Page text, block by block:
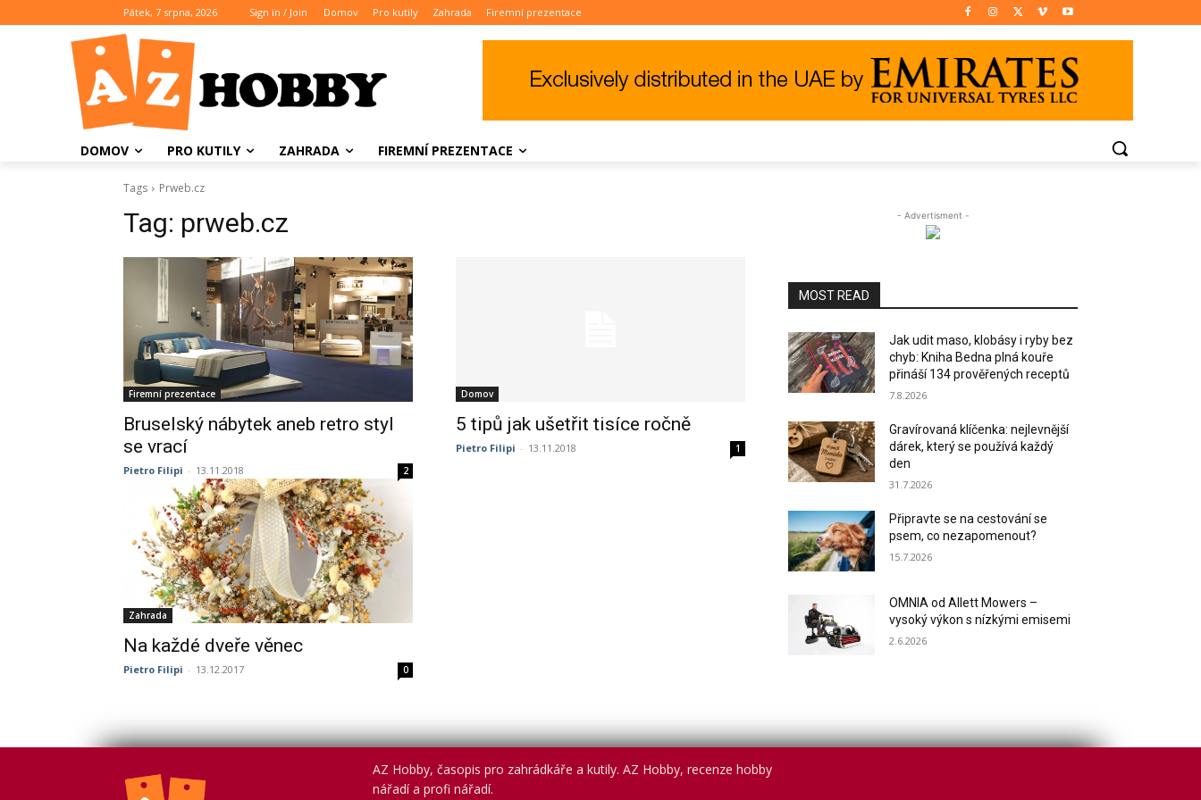
Pátek, 7 srpna, 2026 Sign in / Join Domov Pro kutily Zahrada Firemní prezentace
DOMOV PRO KUTILY ZAHRADA FIREMNÍ PREZENTACE
Tags Prweb.cz
Tag: prweb.cz
Firemní prezentace
Bruselský nábytek aneb retro styl
se vrací
Pietro Filipi - 13.11.2018 2
Domov
5 tipů jak ušetřit tisíce ročně
Pietro Filipi - 13.11.2018 1
Zahrada
Na každé dveře věnec
Pietro Filipi - 13.12.2017 0
- Advertisment -
MOST READ
Jak udit maso, klobásy i ryby bez
chyb: Kniha Bedna plná kouře
přináší 134 prověřených receptů
7.8.2026
Gravírovaná klíčenka: nejlevnější
dárek, který se používá každý
den
31.7.2026
Připravte se na cestování se
psem, co nezapomenout?
15.7.2026
OMNIA od Allett Mowers –
vysoký výkon s nízkými emisemi
2.6.2026
AZ Hobby, časopis pro zahrádkáře a kutily. AZ Hobby, recenze hobby
nářadí a profi nářadí.